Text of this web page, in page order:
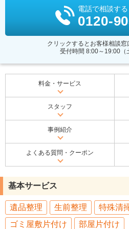
電話で相談する
0120-
クリックするとお客様相談窓
受付時間 8:00～19:00（
料金・サービス
スタッフ
事例紹介
よくある質問・クーポン
基本サービス
遺品整理 生前整理 特殊清
ゴミ屋敷片付け
部屋片付け